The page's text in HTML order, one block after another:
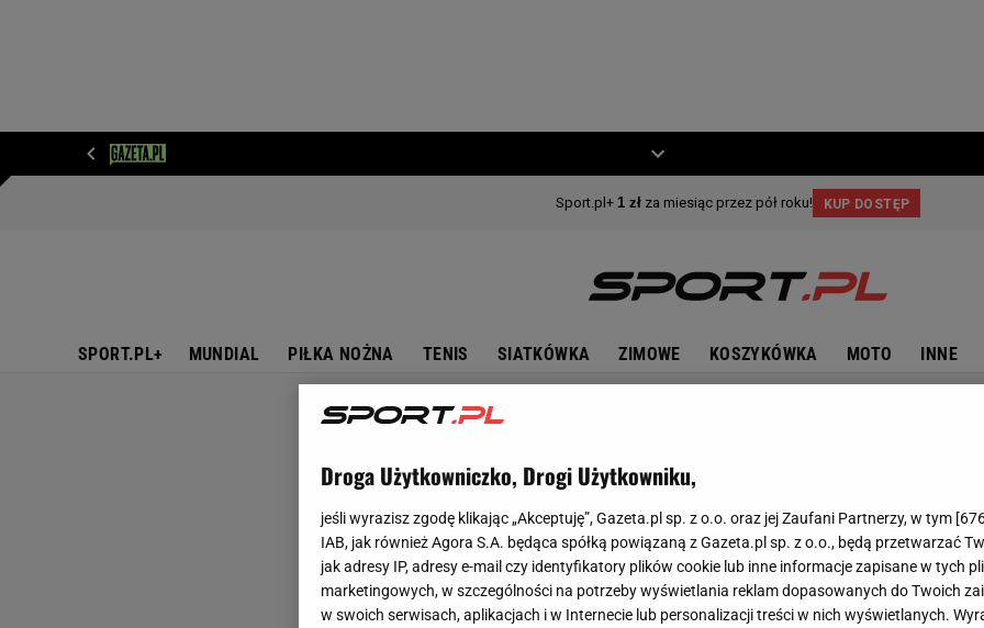
SPORT.PL+ MUNDIAL PIŁKA NOŻNA TENIS SIATKÓWKA ZIMOWE KOSZYKÓWKA MOTO INNE
Droga Użytkowniczko, Drogi Użytkowniku,
jeśli wyrazisz zgodę klikając „Akceptuję”, Gazeta.pl sp. z o.o. oraz jej Zaufani Partnerzy, w tym [
IAB, jak również Agora S.A. będąca spółką powiązaną z Gazeta.pl sp. z o.o., będą przetwarzać
jak adresy IP, adresy e-mail czy identyfikatory plików cookie lub inne informacje zapisane w tych
marketingowych, w szczególności na potrzeby wyświetlania reklam dopasowanych do Twoich
w swoich serwisach, aplikacjach i w Internecie lub personalizacji treści w nich wyświetlanych.